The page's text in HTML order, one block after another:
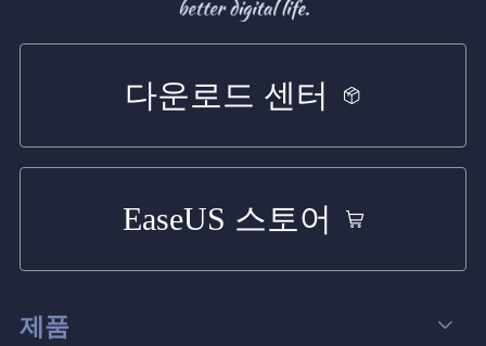
다운로드 센터
EaseUS 스토어
제품